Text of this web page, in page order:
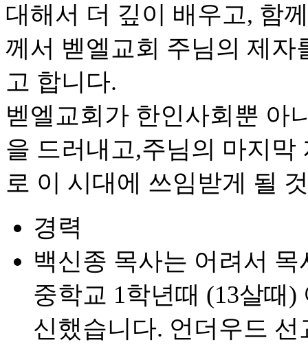
대해서 더 깊이 배우고, 함
께서 벧엘교회 주님의 제
고 합니다.
벧엘교회가 한인사회뿐 아
을 드러내고,주님의 마지
로 이 시대에 쓰임받게 될
경력
백신종 목사는 어려서
중학교 1학년때 (13살때
신했습니다. 언더우드